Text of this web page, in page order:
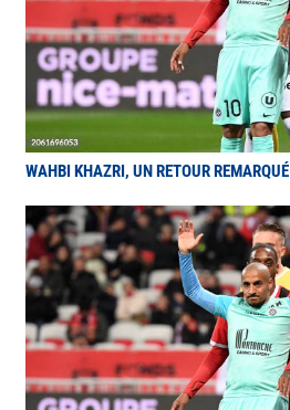
WAHBI KHAZRI, UN RETOUR REMARQUÉ